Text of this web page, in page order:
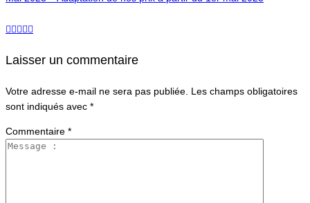
Laisser un commentaire
Votre adresse e-mail ne sera pas publiée. Les champs obligatoires
sont indiqués avec *
Commentaire *